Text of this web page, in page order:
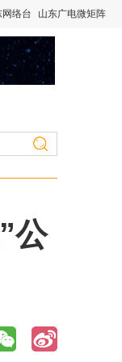
网络台 山东广电微矩阵
公